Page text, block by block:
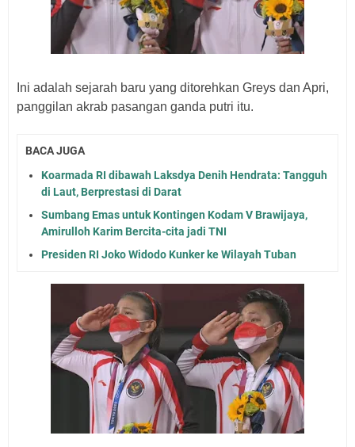
Ini adalah sejarah baru yang ditorehkan Greys dan Apri,
panggilan akrab pasangan ganda putri itu.
BACA JUGA
Koarmada RI dibawah Laksdya Denih Hendrata: Tangguh
di Laut, Berprestasi di Darat
Sumbang Emas untuk Kontingen Kodam V Brawijaya,
Amirulloh Karim Bercita-cita jadi TNI
Presiden RI Joko Widodo Kunker ke Wilayah Tuban